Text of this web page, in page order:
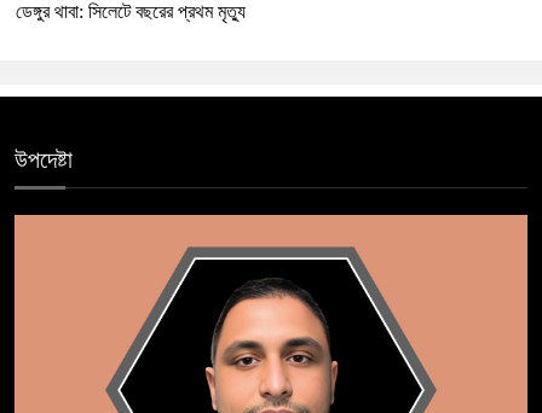
ডেঙ্গুর থাবা: সিলেটে বছরের প্রথম মৃত্যু
উপদেষ্টা